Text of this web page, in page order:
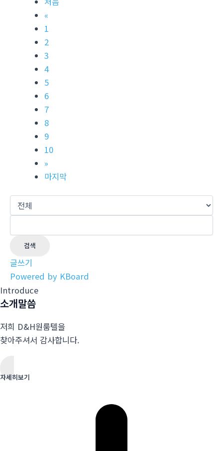
«
1
2
3
4
5
6
7
8
9
10
»
마지막
검색
글쓰기
Powered by KBoard
Introduce
소개말씀
저희 D&H원룸텔을
찾아주셔서 감사합니다.
자세히보기